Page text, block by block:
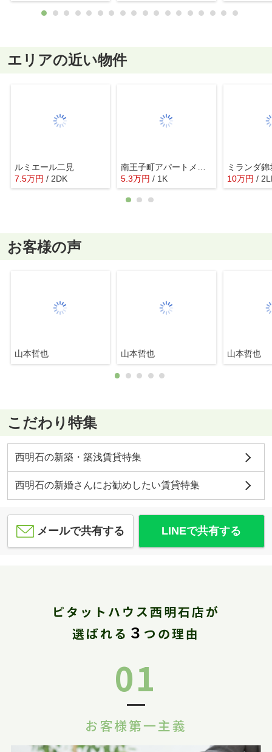
エリアの近い物件
ルミエール二見
7.5万円 / 2DK
5.3万円 / 1K
ミランダ錦
10万円 /
お客様の声
山本哲也 山本哲也 山本哲也
こだわり特集
西明石の新築・築浅賃貸特集
西明石の新婚さんにお勧めしたい賃貸特集
メールで共有する LINEで共有する
ピタットハウス西明石店が
選ばれる ３ つの理由
01
お客様第一主義